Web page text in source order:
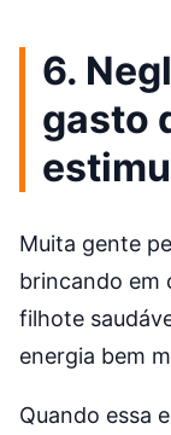
6.
gasto
Muita gente
brincando em
filhote
energia bem
Quando essa